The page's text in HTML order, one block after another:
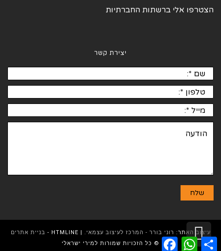
הצטרפו אלי ברשתות החברתיות
יצירת קשר
עיצוב האתר: רוני בורר - המרכז לעיצוב עצמאי. | HTMLINE -
בניית אתרים
© כל הזכויות שמורות למירי ישראליFacebook
WhatsAppShareגלילה